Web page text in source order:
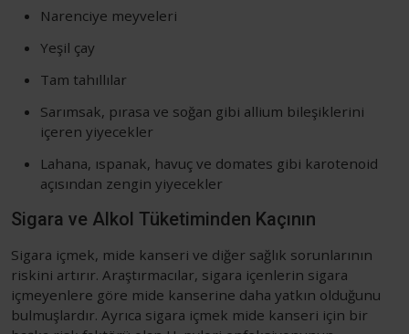
Narenciye meyveleri
Yeşil çay
Tam tahıllılar
Sarımsak, pırasa ve soğan gibi allium bileşiklerini
içeren yiyecekler
Lahana, ıspanak, havuç ve domates gibi karotenoid
açısından zengin yiyecekler
Sigara ve Alkol Tüketiminden Kaçının
Sigara içmek, mide kanseri ve diğer sağlık sorunlarının
riskini artırır. Araştırmacılar, sigara içenlerin sigara
içmeyenlere göre mide kanserine daha yatkın olduğunu
bulmuşlardır. Ayrıca sigara içmek mide kanseri için bir